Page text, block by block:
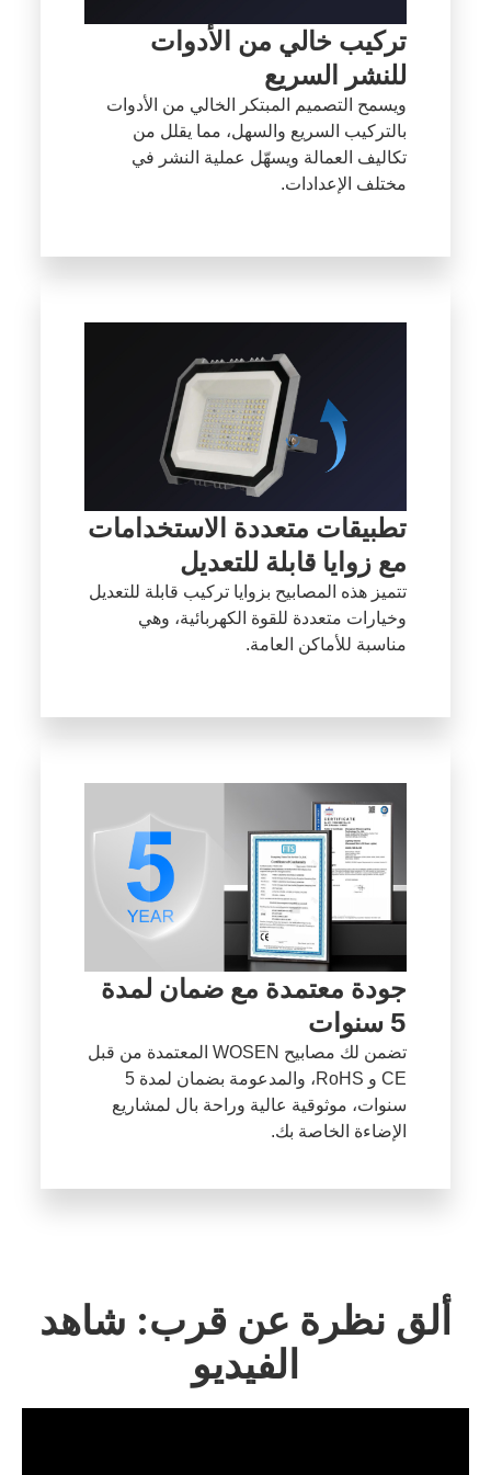
تركيب خالي من الأدوات
للنشر السريع
ويسمح التصميم المبتكر الخالي من الأدوات
بالتركيب السريع والسهل، مما يقلل من
تكاليف العمالة ويسهّل عملية النشر في
مختلف الإعدادات.
تطبيقات متعددة الاستخدامات
مع زوايا قابلة للتعديل
تتميز هذه المصابيح بزوايا تركيب قابلة للتعديل
وخيارات متعددة للقوة الكهربائية، وهي
مناسبة للأماكن العامة.
جودة معتمدة مع ضمان لمدة
5 سنوات
تضمن لك مصابيح WOSEN المعتمدة من قبل
CE و RoHS، والمدعومة بضمان لمدة 5
سنوات، موثوقية عالية وراحة بال لمشاريع
الإضاءة الخاصة بك.
ألق نظرة عن قرب: شاهد
الفيديو